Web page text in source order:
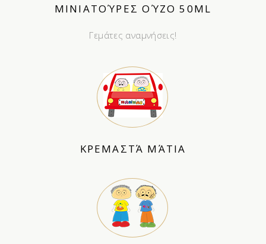
ΜΙΝΙΑΤΟΎΡΕΣ ΟΎΖΟ 50ML
Γεμάτες αναμνήσεις!
ΚΡΕΜΑΣΤΆ ΜΆΤΙΑ